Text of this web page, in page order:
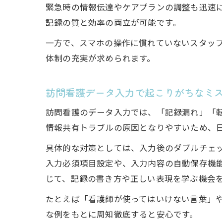
緊急時の情報伝達やケアプランの調整も迅
記録の質と効率の両立が可能です。
一方で、スマホの操作に慣れていないスタッ
体制の充実が求められます。
訪問看護データ入力で起こりがちなミ
訪問看護のデータ入力では、「記録漏れ」
情報共有トラブルの原因となりやすいため、
具体的な対策としては、入力後のダブルチ
入力必須項目設定や、入力内容の自動保存機
じて、記録の書き方や正しい表現を学ぶ機会
たとえば「看護師が使ってはいけない言葉
な例をもとに周知徹底すると安心です。